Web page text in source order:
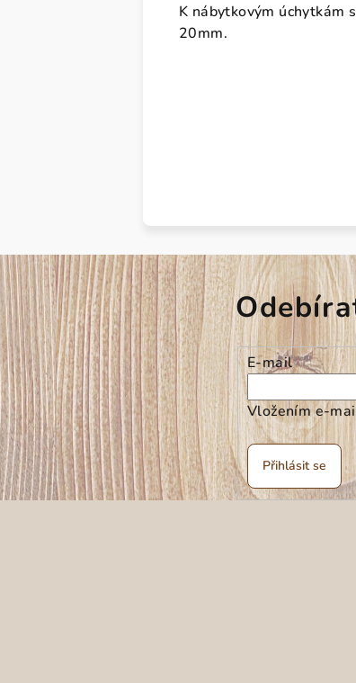
K nábytkovým úchytkám
20mm.
E-mail
Vložením e-
Přihlásit se